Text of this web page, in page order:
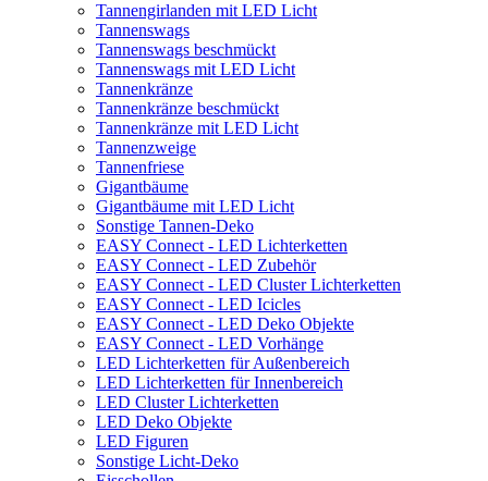
Tannengirlanden mit LED Licht
Tannenswags
Tannenswags beschmückt
Tannenswags mit LED Licht
Tannenkränze
Tannenkränze beschmückt
Tannenkränze mit LED Licht
Tannenzweige
Tannenfriese
Gigantbäume
Gigantbäume mit LED Licht
Sonstige Tannen-Deko
EASY Connect - LED Lichterketten
EASY Connect - LED Zubehör
EASY Connect - LED Cluster Lichterketten
EASY Connect - LED Icicles
EASY Connect - LED Deko Objekte
EASY Connect - LED Vorhänge
LED Lichterketten für Außenbereich
LED Lichterketten für Innenbereich
LED Cluster Lichterketten
LED Deko Objekte
LED Figuren
Sonstige Licht-Deko